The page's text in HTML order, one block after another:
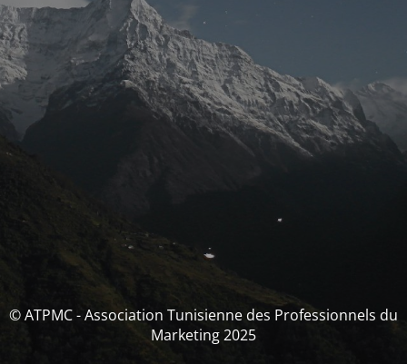
© ATPMC - Association Tunisienne des Professionnels du
Marketing 2025